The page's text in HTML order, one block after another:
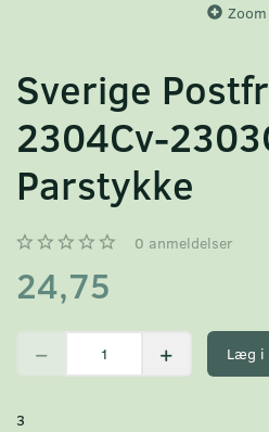
Zoom
Sverige
2304Cv-
Parstykke
0 anmeldelser
24,75
Læg i
3